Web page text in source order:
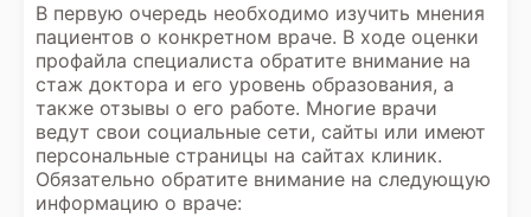
В первую очередь необходимо изучить мнения
пациентов о конкретном враче. В ходе оценки
профайла специалиста обратите внимание на
стаж доктора и его уровень образования, а
также отзывы о его работе. Многие врачи
ведут свои социальные сети, сайты или имеют
персональные страницы на сайтах клиник.
Обязательно обратите внимание на следующую
информацию о враче: